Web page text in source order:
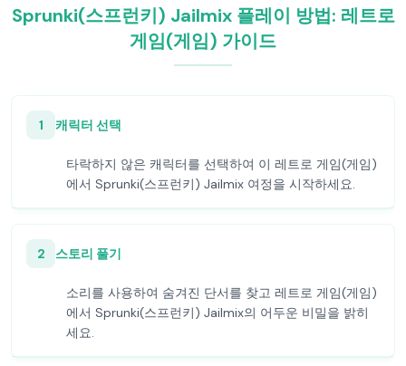
Sprunki(스프런키) Jailmix 플레이 방법: 레트로
게임(게임) 가이드
1 캐릭터 선택
타락하지 않은 캐릭터를 선택하여 이 레트로 게임(게임)
에서 Sprunki(스프런키) Jailmix 여정을 시작하세요.
2 스토리 풀기
소리를 사용하여 숨겨진 단서를 찾고 레트로 게임(게임)
에서 Sprunki(스프런키) Jailmix의 어두운 비밀을 밝히
세요.